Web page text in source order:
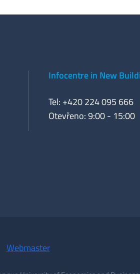
Infocentre in New
Tel: +420 224 095 666
Otevřeno: 9:00 - 15:00
Webmaster